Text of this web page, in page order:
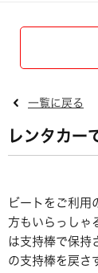
一覧に戻る
レンタカー
ビートをご利用
方もいらっしゃ
は支持棒で保持
の支持棒を戻さ